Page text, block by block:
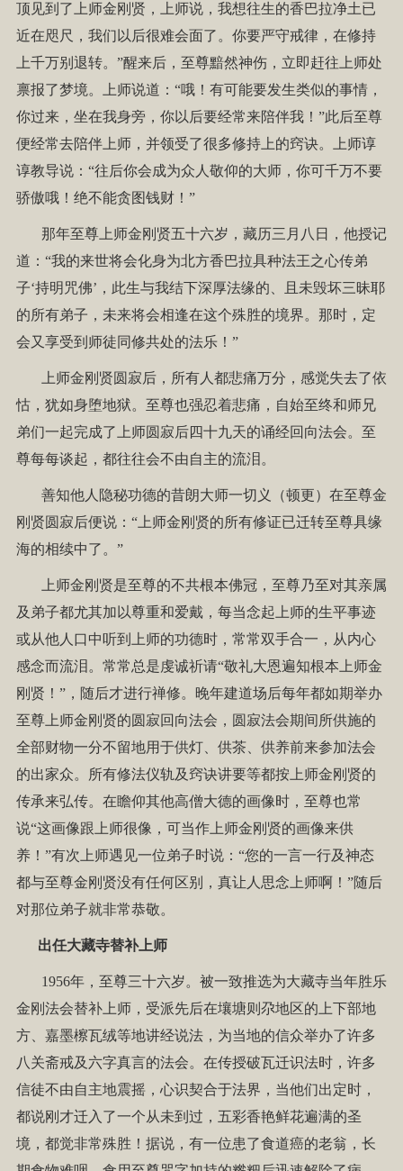
顶见到了上师金刚贤，上师说，我想往生的香巴拉净土已
近在咫尺，我们以后很难会面了。你要严守戒律，在修持
上千万别退转。”醒来后，至尊黯然神伤，立即赶往上师处
禀报了梦境。上师说道：“哦！有可能要发生类似的事情，
你过来，坐在我身旁，你以后要经常来陪伴我！”此后至尊
便经常去陪伴上师，并领受了很多修持上的窍诀。上师谆
谆教导说：“往后你会成为众人敬仰的大师，你可千万不要
骄傲哦！绝不能贪图钱财！”
那年至尊上师金刚贤五十六岁，藏历三月八日，他授记
道：“我的来世将会化身为北方香巴拉具种法王之心传弟
子‘持明咒佛’，此生与我结下深厚法缘的、且未毁坏三昧耶
的所有弟子，未来将会相逢在这个殊胜的境界。那时，定
会又享受到师徒同修共处的法乐！”
上师金刚贤圆寂后，所有人都悲痛万分，感觉失去了依
怙，犹如身堕地狱。至尊也强忍着悲痛，自始至终和师兄
弟们一起完成了上师圆寂后四十九天的诵经回向法会。至
尊每每谈起，都往往会不由自主的流泪。
善知他人隐秘功德的昔朗大师一切义（顿更）在至尊金
刚贤圆寂后便说：“上师金刚贤的所有修证已迁转至尊具缘
海的相续中了。”
上师金刚贤是至尊的不共根本佛冠，至尊乃至对其亲属
及弟子都尤其加以尊重和爱戴，每当念起上师的生平事迹
或从他人口中听到上师的功德时，常常双手合一，从内心
感念而流泪。常常总是虔诚祈请“敬礼大恩遍知根本上师金
刚贤！”，随后才进行禅修。晚年建道场后每年都如期举办
至尊上师金刚贤的圆寂回向法会，圆寂法会期间所供施的
全部财物一分不留地用于供灯、供茶、供养前来参加法会
的出家众。所有修法仪轨及窍诀讲要等都按上师金刚贤的
传承来弘传。在瞻仰其他高僧大德的画像时，至尊也常
说“这画像跟上师很像，可当作上师金刚贤的画像来供
养！”有次上师遇见一位弟子时说：“您的一言一行及神态
都与至尊金刚贤没有任何区别，真让人思念上师啊！”随后
对那位弟子就非常恭敬。
出任大藏寺替补上师
1956年，至尊三十六岁。被一致推选为大藏寺当年胜乐
金刚法会替补上师，受派先后在壤塘则尕地区的上下部地
方、嘉墨檫瓦绒等地讲经说法，为当地的信众举办了许多
八关斋戒及六字真言的法会。在传授破瓦迁识法时，许多
信徒不由自主地震摇，心识契合于法界，当他们出定时，
都说刚才迁入了一个从未到过，五彩香艳鲜花遍满的圣
境，都觉非常殊胜！据说，有一位患了食道癌的老翁，长